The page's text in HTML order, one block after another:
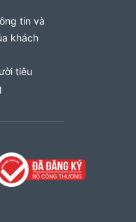
tin và
khách
tiêu